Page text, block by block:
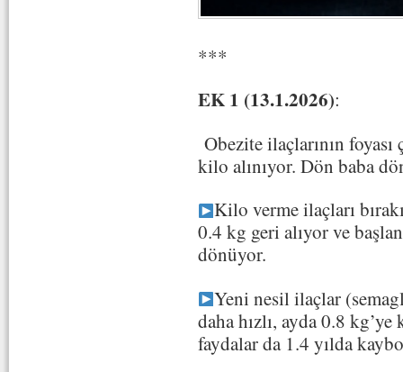
***
EK 1 (13.1.2026):
Obezite ilaçlarının
kilo alınıyor. Dön baba
Kilo verme ilaçları
0.4 kg geri alıyor ve
dönüyor.
Yeni nesil ilaçlar
daha hızlı, ayda 0.8
faydalar da 1.4 yılda